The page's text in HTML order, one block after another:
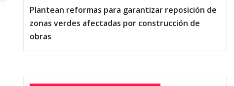
Plantean reformas para garantizar reposición de
zonas verdes afectadas por construcción de
obras